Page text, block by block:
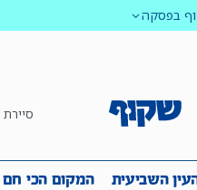
בפסקה
השביעית המקום הכי חם
כל הכתבות העין